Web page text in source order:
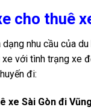
cho thuê
nhu cầu của
với tình trạng xe
đi:
xe Sài Gòn đi